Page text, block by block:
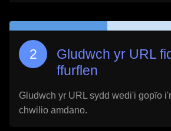
Gludwch yr URL
ffurflen
Gludwch yr URL sydd wedi'i gopïo
chwilio amdano.